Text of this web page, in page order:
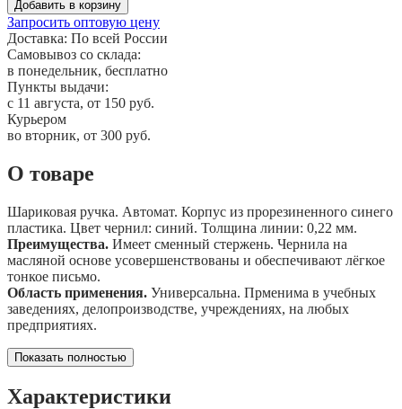
Добавить в корзину
Запросить оптовую цену
Доставка: По всей России
Самовывоз со склада:
в понедельник, бесплатно
Пункты выдачи:
c 11 августа, от 150 руб.
Курьером
во вторник, от 300 руб.
О товаре
Шариковая ручка. Автомат. Корпус из прорезиненного синего
пластика. Цвет чернил: синий. Толщина линии: 0,22 мм.
Преимущества. Имеет сменный стержень. Чернила на
масляной основе усовершенствованы и обеспечивают лёгкое
тонкое письмо.
Область применения. Универсальна. Прменима в учебных
заведениях, делопроизводстве, учреждениях, на любых
предприятиях.
Показать полностью
Характеристики